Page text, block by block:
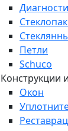
Петли
Schuco
Конструкции
Окон